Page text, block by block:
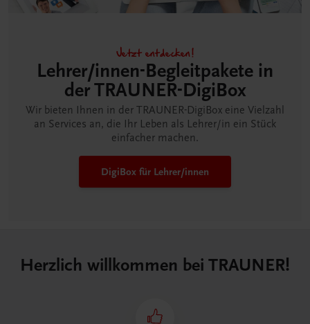
Jetzt entdecken!
Lehrer/innen-Begleitpakete in
der TRAUNER-DigiBox
Wir bieten Ihnen in der TRAUNER-DigiBox eine Vielzahl
an Services an, die Ihr Leben als Lehrer/in ein Stück
einfacher machen.
DigiBox für Lehrer/innen
Herzlich willkommen bei TRAUNER!